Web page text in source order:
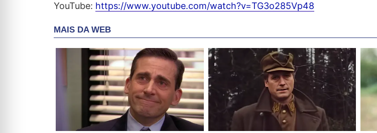
YouTube: https://www.youtube.com/watch?v=TG3o285Vp48